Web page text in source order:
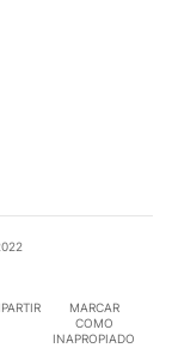
MARCAR
COMO
INAPROPIADO